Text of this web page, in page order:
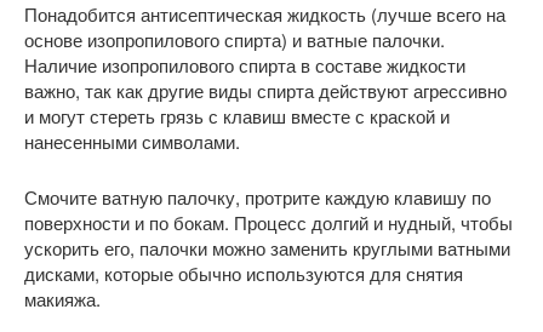
Понадобится антисептическая жидкость (лучше всего на
основе изопропилового спирта) и ватные палочки.
Наличие изопропилового спирта в составе жидкости
важно, так как другие виды спирта действуют агрессивно
и могут стереть грязь с клавиш вместе с краской и
нанесенными символами.
Смочите ватную палочку, протрите каждую клавишу по
поверхности и по бокам. Процесс долгий и нудный, чтобы
ускорить его, палочки можно заменить круглыми ватными
дисками, которые обычно используются для снятия
макияжа.